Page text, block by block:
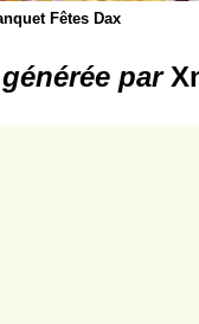
Fêtes Dax
par